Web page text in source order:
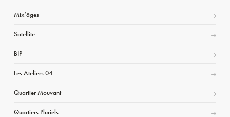
Mix’âges
Satellite
BIP
Les Ateliers 04
Quartier Mouvant
Quartiers Pluriels